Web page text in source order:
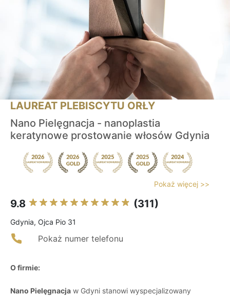
LAUREAT PLEBISCYTU ORŁY
Nano Pielęgnacja - nanoplastia
keratynowe prostowanie włosów Gdynia
Pokaż więcej >>
9.8 (311)
Gdynia, Ojca Pio 31
Pokaż numer telefonu
O firmie:
Nano Pielęgnacja w Gdyni stanowi wyspecjalizowany